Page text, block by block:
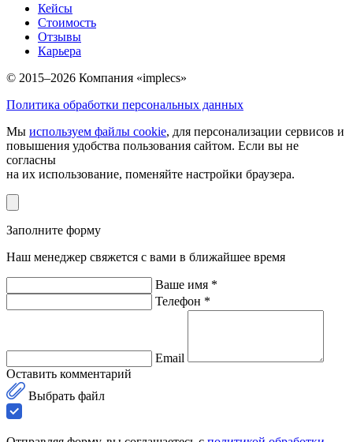
Кейсы
Стоимость
Отзывы
Карьера
© 2015–2026 Компания «implecs»
Политика обработки персональных данных
Мы используем файлы cookie, для персонализации сервисов и
повышения удобства пользования сайтом. Если вы не
согласны
на их использование, поменяйте настройки браузера.
Заполните форму
Наш менеджер свяжется с вами в ближайшее время
Ваше имя *
Телефон *
Email
Оставить комментарий
Выбрать файл